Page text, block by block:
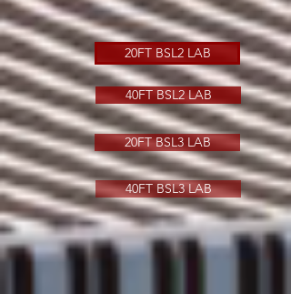
20FT BSL2 LAB
40FT BSL2 LAB
20FT BSL3 LAB
40FT BSL3 LAB